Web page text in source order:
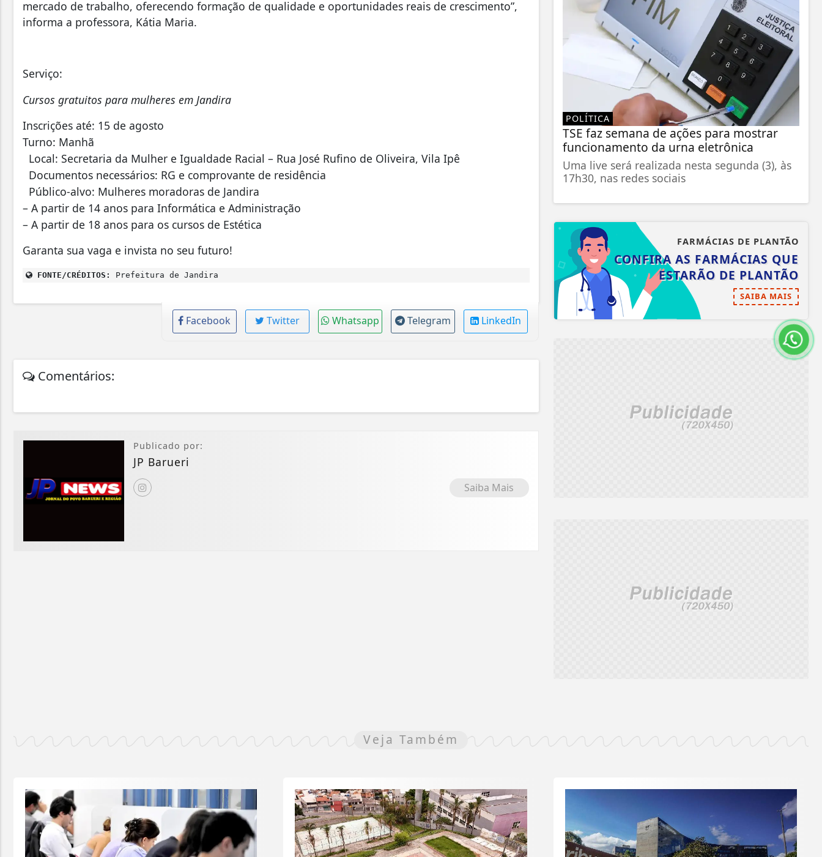
mercado de trabalho, oferecendo formação de qualidade e oportunidades reais de crescimento”,
informa a professora, Kátia Maria.
Serviço:
Cursos gratuitos para mulheres em Jandira
Inscrições até: 15 de agosto
Turno: Manhã
Local: Secretaria da Mulher e Igualdade Racial – Rua José Rufino de Oliveira, Vila Ipê
Documentos necessários: RG e comprovante de residência
Público-alvo: Mulheres moradoras de Jandira
– A partir de 14 anos para Informática e Administração
– A partir de 18 anos para os cursos de Estética
Garanta sua vaga e invista no seu futuro!
FONTE/CRÉDITOS: Prefeitura de Jandira
Facebook Twitter Whatsapp Telegram LinkedIn
Comentários:
Publicado por:
JP Barueri
Saiba Mais
POLÍTICA
TSE faz semana de ações para mostrar
funcionamento da urna eletrônica
Uma live será realizada nesta segunda (3), às
17h30, nas redes sociais
FARMÁCIAS DE PLANTÃO
CONFIRA AS FARMÁCIAS QUE
ESTARÃO DE PLANTÃO
SAIBA MAIS
Veja Também